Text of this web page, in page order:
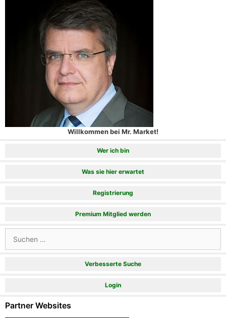
Willkommen bei Mr. Market!
Wer ich bin
Was sie hier erwartet
Registrierung
Premium Mitglied werden
nach:
Verbesserte Suche
Login
Partner Websites